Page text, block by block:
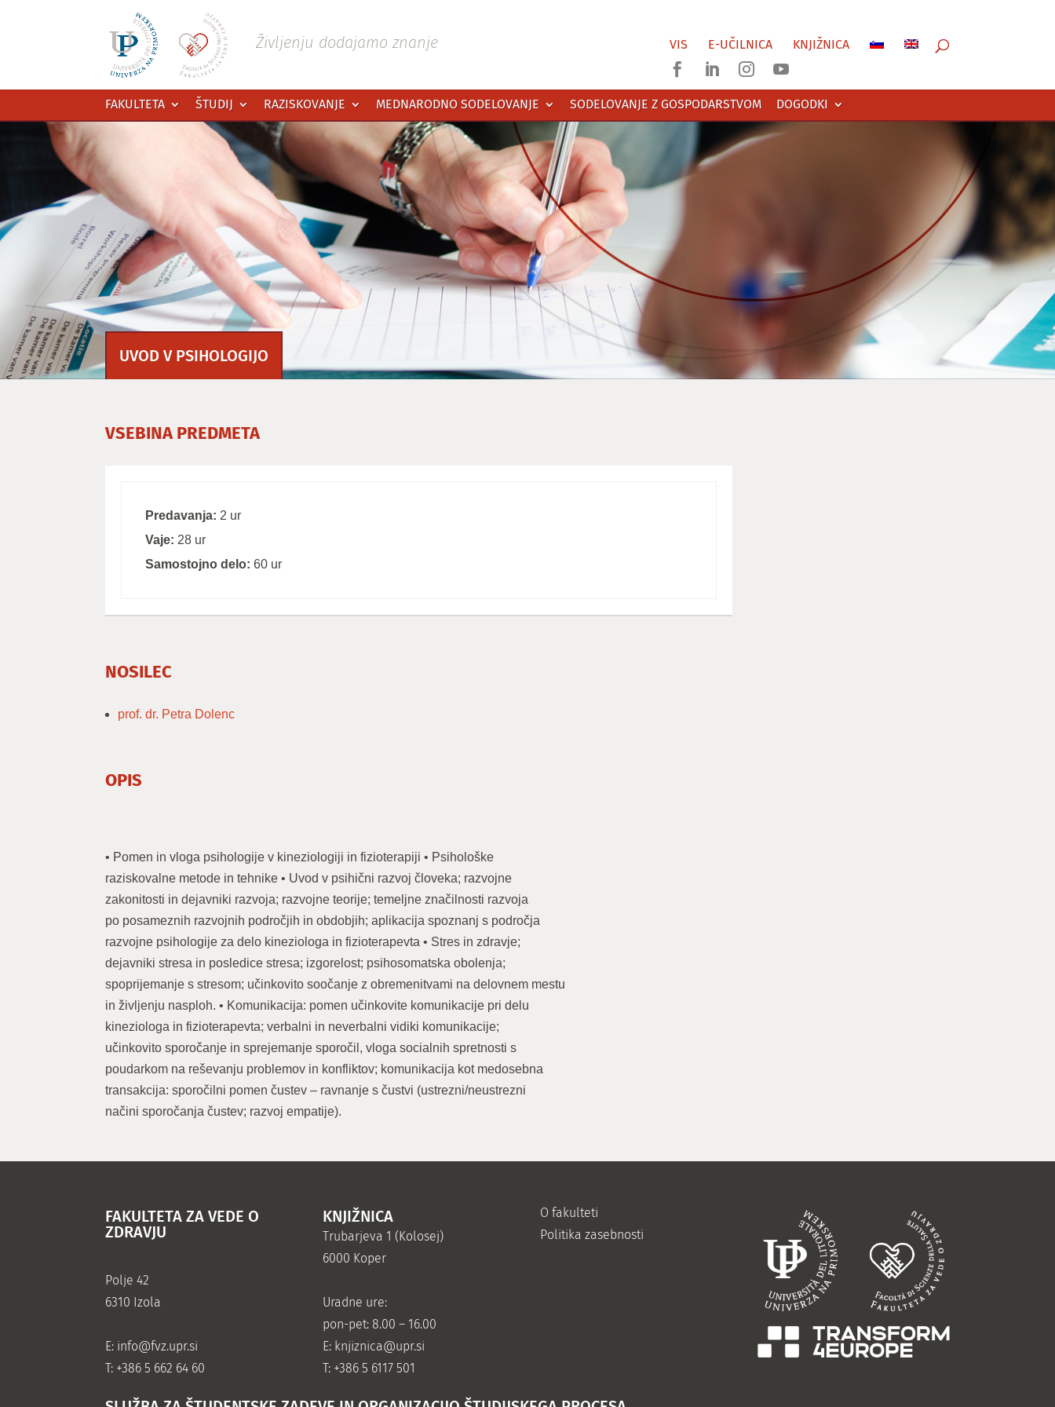
FAKULTETA ŠTUDIJ RAZISKOVANJE MEDNARODNO SODELOVANJE SODELOVANJE Z GOSPODARSTVOM DOGODKI
Življenju dodajamo znanje VIS E-UČILNICA KNJIŽNICA
   
UVOD V PSIHOLOGIJO
VSEBINA PREDMETA
Predavanja: 2 ur
Vaje: 28 ur
Samostojno delo: 60 ur
NOSILEC
prof. dr. Petra Dolenc
OPIS
• Pomen in vloga psihologije v kineziologiji in fizioterapiji • Psihološke
raziskovalne metode in tehnike • Uvod v psihični razvoj človeka; razvojne
zakonitosti in dejavniki razvoja; razvojne teorije; temeljne značilnosti razvoja
po posameznih razvojnih področjih in obdobjih; aplikacija spoznanj s področja
razvojne psihologije za delo kineziologa in fizioterapevta • Stres in zdravje;
dejavniki stresa in posledice stresa; izgorelost; psihosomatska obolenja;
spoprijemanje s stresom; učinkovito soočanje z obremenitvami na delovnem mestu
in življenju nasploh. • Komunikacija: pomen učinkovite komunikacije pri delu
kineziologa in fizioterapevta; verbalni in neverbalni vidiki komunikacije;
učinkovito sporočanje in sprejemanje sporočil, vloga socialnih spretnosti s
poudarkom na reševanju problemov in konfliktov; komunikacija kot medosebna
transakcija: sporočilni pomen čustev – ravnanje s čustvi (ustrezni/neustrezni
načini sporočanja čustev; razvoj empatije).
FAKULTETA ZA VEDE O
ZDRAVJU
Polje 42
6310 Izola
E: info@fvz.upr.si
T: +386 5 662 64 60
KNJIŽNICA
Trubarjeva 1 (Kolosej)
6000 Koper
Uradne ure:
pon-pet: 8.00 – 16.00
E: knjiznica@upr.si
T: +386 5 6117 501
O fakulteti
Politika zasebnosti